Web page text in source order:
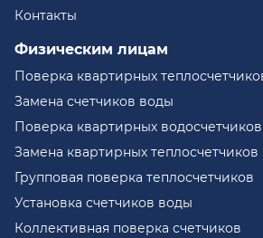
Контакты
Физическим лицам
Поверка квартирных
Замена счетчиков воды
Поверка квартирных водосчетчиков
Замена квартирных теплосчетчиков
Групповая поверка теплосчетчиков
Установка счетчиков воды
Коллективная поверка счетчиков